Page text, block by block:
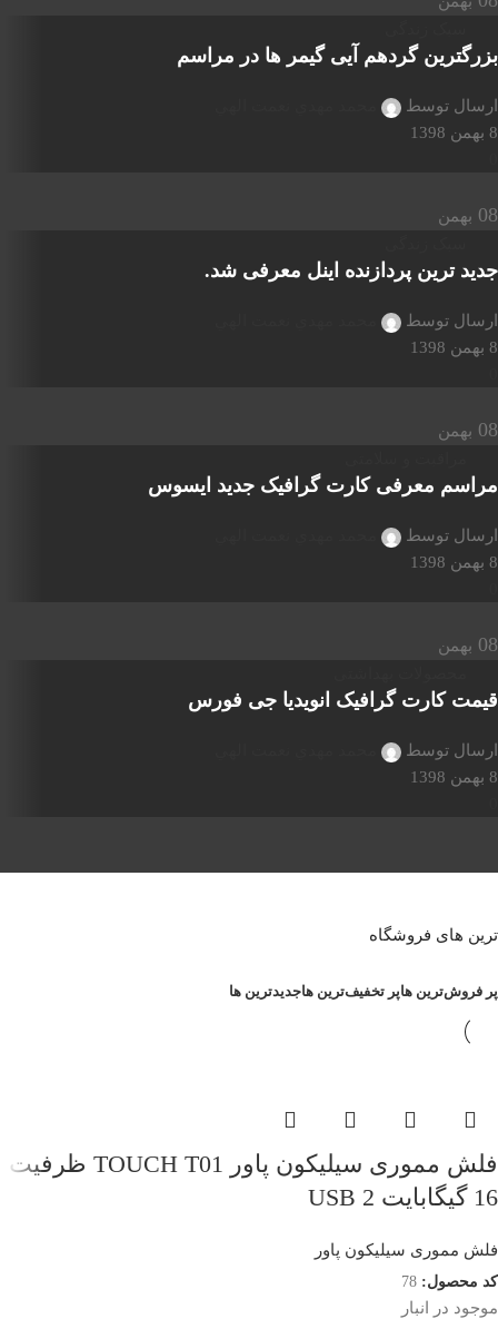
بزرگترین گردهم آیی گیمر ها در مراسم
ارسال توسط
8 بهمن 1398
08 بهمن
جدید ترین پردازنده اینل معرفی شد.
ارسال توسط
8 بهمن 1398
08 بهمن
مراسم معرفی کارت گرافیک جدید ایسوس
ارسال توسط
8 بهمن 1398
08 بهمن
قیمت کارت گرافیک انویدیا جی فورس
ارسال توسط
8 بهمن 1398
ترین های فروشگاه
پر فروش‌ترین هاپر تخفیف‌ترین هاجدیدترین ها
فلش مموری سیلیکون پاور TOUCH T01 ظرفیت
16 گیگابایت USB 2
فلش مموری سیلیکون پاور
کد محصول: 78
موجود در انبار